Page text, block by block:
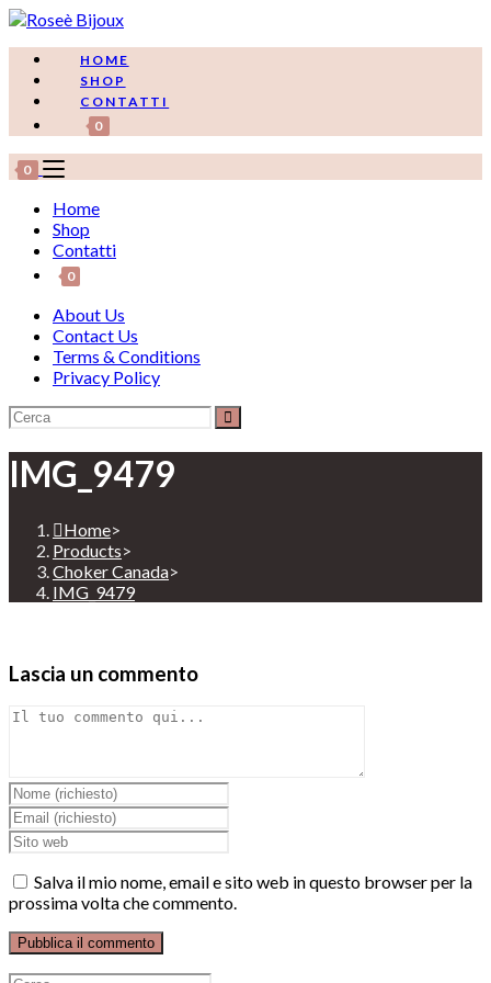
Salta
contenutoHOME
SHOP
CONTATTI
0
0
Home
Shop
Contatti
0
About Us
Contact Us
Terms & Conditions
Privacy Policy
IMG_9479
Home>
Products>
Choker Canada>
IMG_9479
Lascia un commento
Comment
Inserisci
il
tuo
nome
o
nome
utente
per
commentare
Inserisci
il
tuo
indirizzo
email
per
commentare
Enter
your
website
URL
Salva il mio nome, email e sito web in questo browser per la
prossima volta che commento.